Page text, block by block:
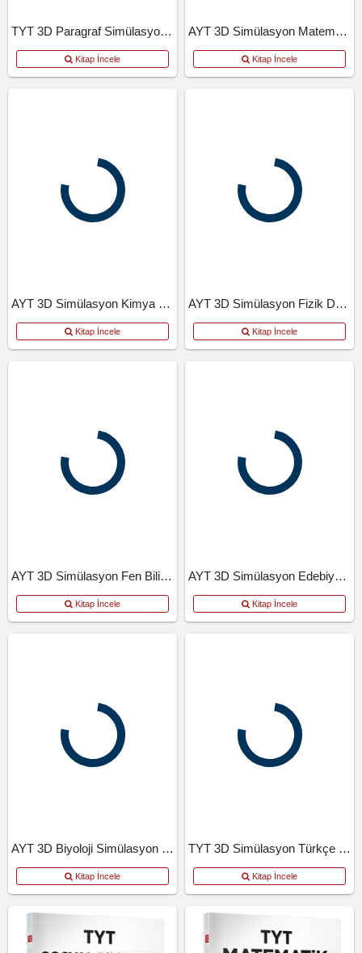
TYT 3D Paragraf Simülasyon Denemeleri
Kitap İncele
AYT 3D Simülasyon Matematik Denemeleri
Kitap İncele
AYT 3D Simülasyon Kimya Denemeleri
Kitap İncele
AYT 3D Simülasyon Fizik Denemeleri
Kitap İncele
AYT 3D Simülasyon Fen Bilimleri Denemeleri
Kitap İncele
AYT 3D Simülasyon Edebiyat Tarih Coğrafya Denemeleri
Kitap İncele
AYT 3D Biyoloji Simülasyon Denemeleri
Kitap İncele
TYT 3D Simülasyon Türkçe Denemeleri
Kitap İncele